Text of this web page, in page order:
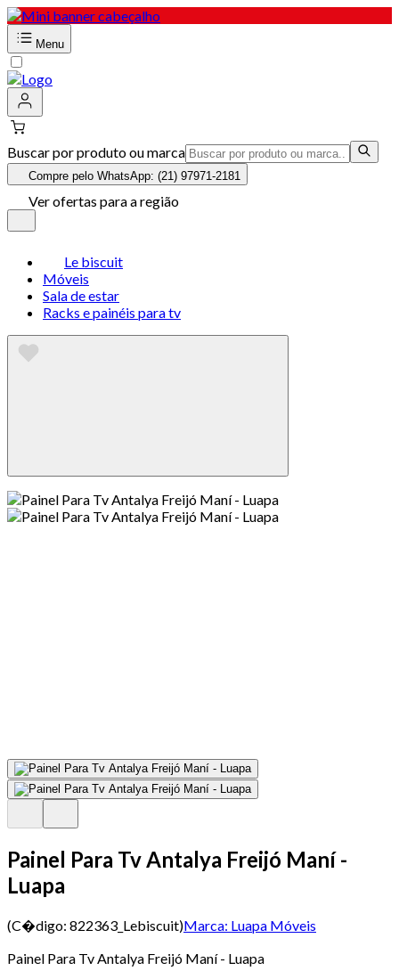
Menu
Buscar por produto ou marca
Compre pelo WhatsApp: (21) 97971-2181
Ver ofertas para a região
Le biscuit
Móveis
Sala de estar
Racks e painéis para tv
Painel Para Tv Antalya Freijó Maní -
Luapa
(C�digo: 822363_Lebiscuit)Marca: Luapa Móveis
Painel Para Tv Antalya Freijó Maní - Luapa